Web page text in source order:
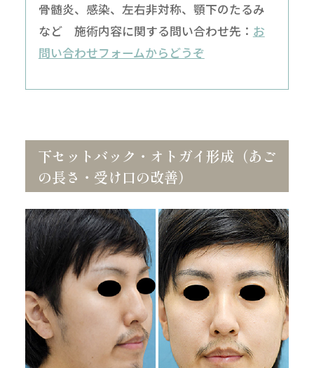
骨髄炎、感染、左右非対称、顎下のたるみ
など 施術内容に関する問い合わせ先： お
問い合わせフォームからどうぞ
下セットバック・オトガイ形成（あご
の長さ・受け口の改善）